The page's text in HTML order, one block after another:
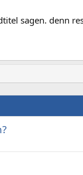
sagen. denn